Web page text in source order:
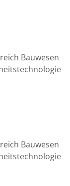
Bauwesen
Bauwesen